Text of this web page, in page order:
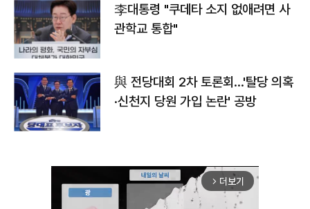
李대통령 "쿠데타 소지 없애려면 사
관학교 통합"
與 전당대회 2차 토론회…'탈당 의혹
·신천지 당원 가입 논란' 공방
arrow_forward_ios 더보기